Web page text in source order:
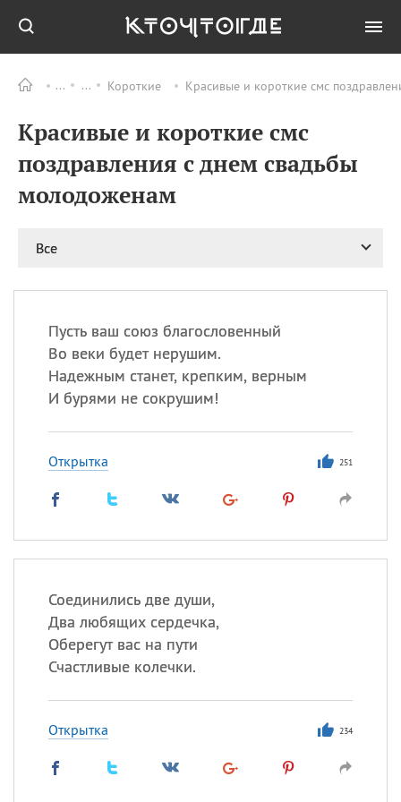
Короткие Красивые и короткие смс
Красивые и короткие смс
поздравления с днем свадьбы
молодоженам
Все
Пусть ваш союз благословенный
Во веки будет нерушим.
Надежным станет, крепким, верным
И бурями не сокрушим!
Открытка 251
Соединились две души,
Два любящих сердечка,
Оберегут вас на пути
Счастливые колечки.
Открытка 234
ПРАЗДНИКИ Все
06.08 Преображение
христиан
07.08 День ассирийских
07.08 Национальный день
07.08 Годовщина битвы при
Все
Сегодня празднуют именины
Анатолий, Афанасий,Борис
,Еще
Кристина
Посмотреть значение